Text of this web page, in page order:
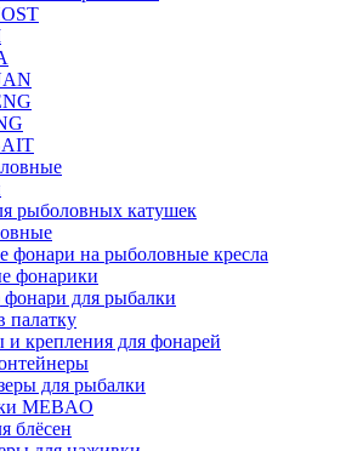
рыболовных катушек
фонари на рыболовные кресла
фонарики
для рыбалки
палатку
крепления для фонарей
для рыбалки
MEBAO
блёсен